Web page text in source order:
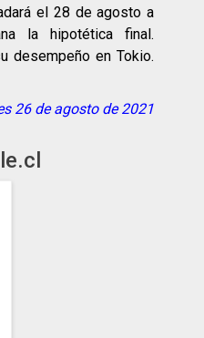
el 28 de agosto a
la hipotética final.
desempeño en Tokio.
26 de agosto de 2021